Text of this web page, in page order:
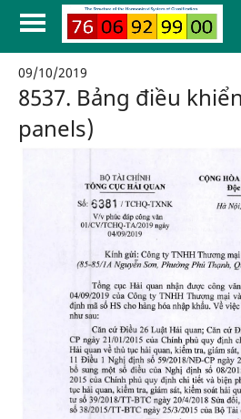
09/10/2019
8537. Bảng điều
panels)